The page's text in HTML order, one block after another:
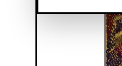
principal